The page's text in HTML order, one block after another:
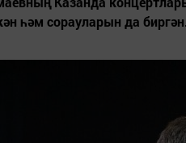
һәм сорауларын да